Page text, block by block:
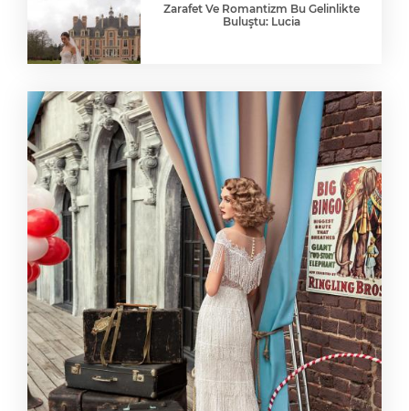
Zarafet Ve Romantizm Bu Gelinlikte
Buluştu: Lucia